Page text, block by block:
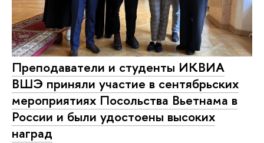
Преподаватели и студенты ИКВИА
ВШЭ приняли участие в сентябрьских
мероприятиях Посольства Вьетнама в
России и были удостоены высоких
наград